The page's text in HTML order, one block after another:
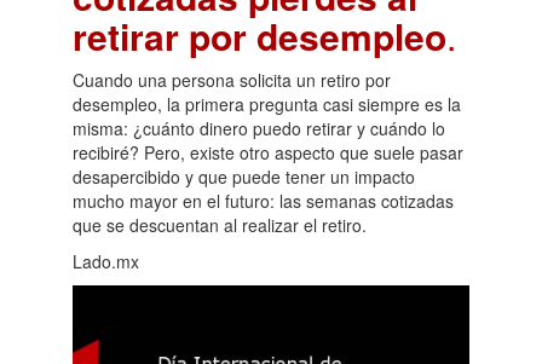
retirar por desempleo.
Cuando una persona solicita un retiro por
desempleo, la primera pregunta casi siempre es la
misma: ¿cuánto dinero puedo retirar y cuándo lo
recibiré? Pero, existe otro aspecto que suele pasar
desapercibido y que puede tener un impacto
mucho mayor en el futuro: las semanas cotizadas
que se descuentan al realizar el retiro.
Lado.mx